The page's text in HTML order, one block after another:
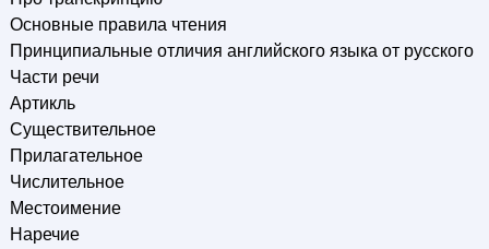
Основные правила чтения
Принципиальные отличия английского языка от русского
Части речи
Артикль
Существительное
Прилагательное
Числительное
Местоимение
Наречие